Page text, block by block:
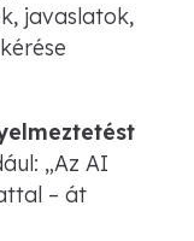
javaslatok,
„Az AI
– át